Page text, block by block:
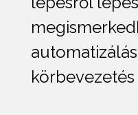
körbevezetés